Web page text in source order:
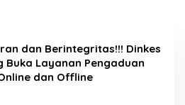
dan Berintegritas!!! Dinkes
Buka Layanan Pengaduan
dan Offline